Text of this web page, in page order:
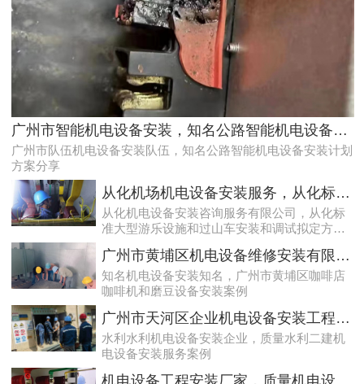
天河配电房预防性试验运行维护案例
广州市智能机电设备安装，知名公路智能机电设备安装计划方案分享
广州市队伍机电设备安装队伍，知名公路智能机电设备安装计划
方案分享
从化机场机电设备安装服务，从化标准大型游乐设施和过山车安装和调试拟定方案分享
从化机电设备安装咨询服务有限公司，从化标
准大型游乐设施和过山车安装和调试拟定方案
广州市黄埔区机电设备维修安装有限公司，广州市黄埔区咖啡店咖啡机和磨豆设备安装案例
知名机电设备安装知名，广州市黄埔区咖啡店
咖啡机和磨豆设备安装案例
广州市天河区企业机电设备安装工程，质量水利二建机电设备安装服务案例
水利水利机电设备安装企业，质量水利二建机
电设备安装服务案例